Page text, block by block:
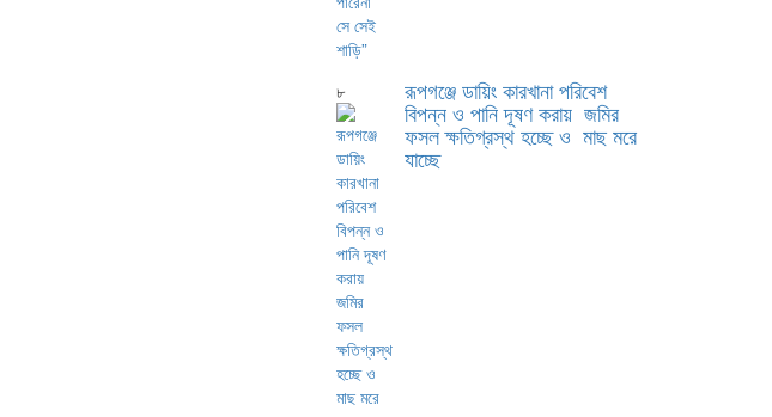
৮ রূপগঞ্জে ডায়িং কারখানা পরিবেশ
বিপন্ন ও পানি দূষণ করায় জমির
ফসল ক্ষতিগ্রস্থ হচ্ছে ও মাছ মরে
যাচ্ছে